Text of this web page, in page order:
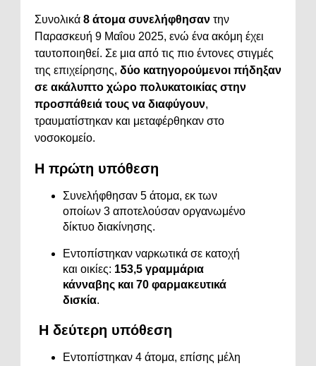
Συνολικά 8 άτομα συνελήφθησαν την
Παρασκευή 9 Μαΐου 2025, ενώ ένα ακόμη έχει
ταυτοποιηθεί. Σε μια από τις πιο έντονες στιγμές
της επιχείρησης, δύο κατηγορούμενοι πήδηξαν
σε ακάλυπτο χώρο πολυκατοικίας στην
προσπάθειά τους να διαφύγουν,
τραυματίστηκαν και μεταφέρθηκαν στο
νοσοκομείο.
Η πρώτη υπόθεση
Συνελήφθησαν 5 άτομα, εκ των
οποίων 3 αποτελούσαν οργανωμένο
δίκτυο διακίνησης.
Εντοπίστηκαν ναρκωτικά σε κατοχή
και οικίες: 153,5 γραμμάρια
κάνναβης και 70 φαρμακευτικά
δισκία.
Η δεύτερη υπόθεση
Εντοπίστηκαν 4 άτομα, επίσης μέλη